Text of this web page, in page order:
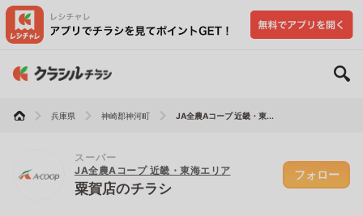
兵庫県 神崎郡神河町 JA全農Aコープ 近畿・東...
スーパー
JA全農Aコープ 近畿・東海エリア
粟賀店のチラシ
フォロー